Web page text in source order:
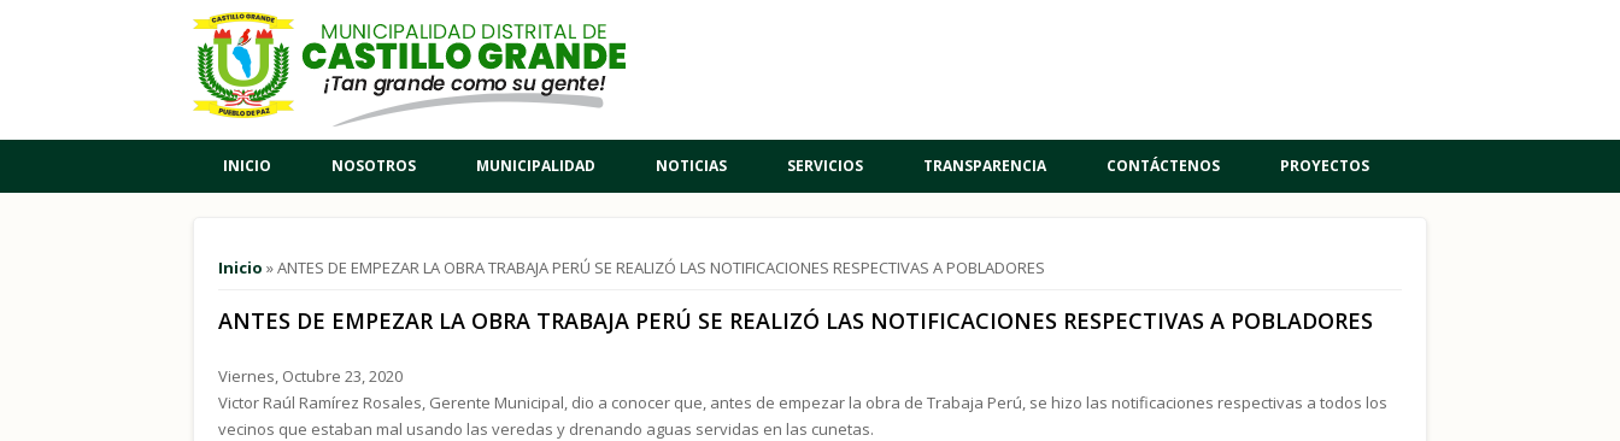
Pasar al contenido principal
INICIO NOSOTROS MUNICIPALIDAD NOTICIAS SERVICIOS TRANSPARENCIA CONTÁCTENOS PROYECTOS
Usted está aquí
Inicio » ANTES DE EMPEZAR LA OBRA TRABAJA PERÚ SE REALIZÓ LAS NOTIFICACIONES RESPECTIVAS A POBLADORES
ANTES DE EMPEZAR LA OBRA TRABAJA PERÚ SE REALIZÓ LAS NOTIFICACIONES RESPECTIVAS A POBLADORES
Viernes, Octubre 23, 2020
Victor Raúl Ramírez Rosales, Gerente Municipal, dio a conocer que, antes de empezar la obra de Trabaja Perú, se hizo las notificaciones respectivas a todos los
vecinos que estaban mal usando las veredas y drenando aguas servidas en las cunetas.